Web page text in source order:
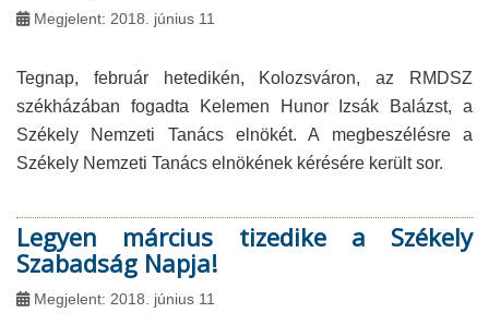
Megjelent: 2018. június 11
Tegnap, február hetedikén, Kolozsváron, az RMDSZ
székházában fogadta Kelemen Hunor Izsák Balázst, a
Székely Nemzeti Tanács elnökét. A megbeszélésre a
Székely Nemzeti Tanács elnökének kérésére került sor.
Legyen március tizedike a Székely
Szabadság Napja!
Megjelent: 2018. június 11